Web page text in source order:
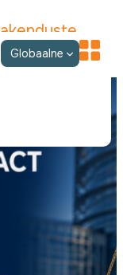
Globaalne